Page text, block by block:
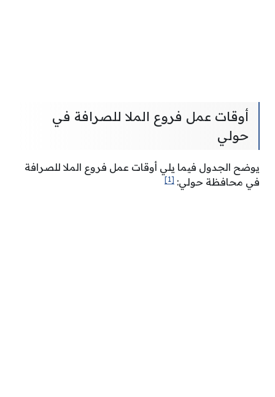
أوقات عمل فروع الملا للصرافة في
حولي
يوضح الجدول فيما يلي أوقات عمل فروع الملا للصرافة
في محافظة حولي: [1]